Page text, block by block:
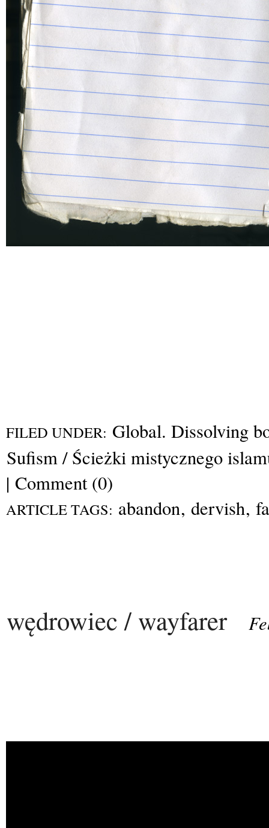
FILED UNDER: Global. Dissolving
Sufism / Ścieżki mistycznego
| Comment (0)
ARTICLE TAGS: abandon, dervish,
wędrowiec / wayfarer